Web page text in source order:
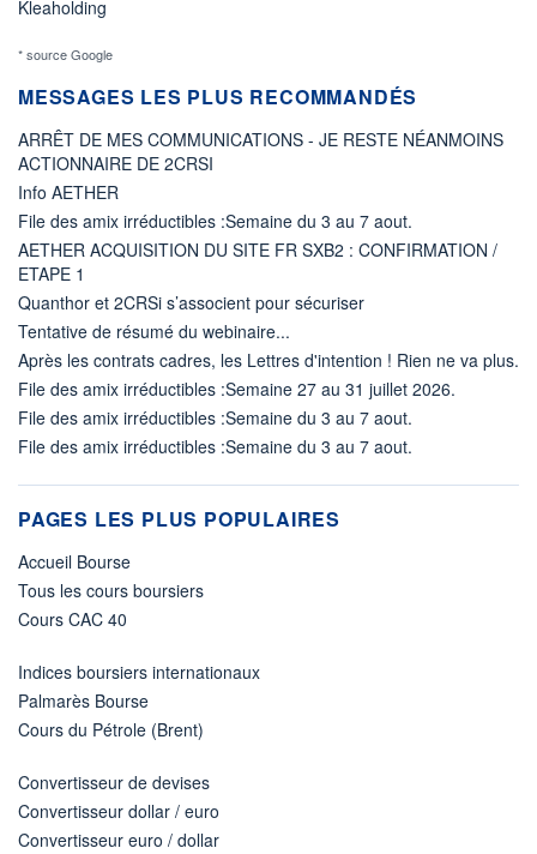
Kleaholding
* source Google
MESSAGES LES PLUS RECOMMANDÉS
ARRÊT DE MES COMMUNICATIONS - JE RESTE NÉANMOINS
ACTIONNAIRE DE 2CRSI
Info AETHER
File des amix irréductibles :Semaine du 3 au 7 aout.
AETHER ACQUISITION DU SITE FR SXB2 : CONFIRMATION /
ETAPE 1
Quanthor et 2CRSi s’associent pour sécuriser
Tentative de résumé du webinaire...
Après les contrats cadres, les Lettres d'intention ! Rien ne va plus.
File des amix irréductibles :Semaine 27 au 31 juillet 2026.
File des amix irréductibles :Semaine du 3 au 7 aout.
File des amix irréductibles :Semaine du 3 au 7 aout.
PAGES LES PLUS POPULAIRES
Accueil Bourse
Tous les cours boursiers
Cours CAC 40
Indices boursiers internationaux
Palmarès Bourse
Cours du Pétrole (Brent)
Convertisseur de devises
Convertisseur dollar / euro
Convertisseur euro / dollar